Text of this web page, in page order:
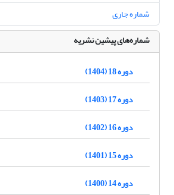
شماره جاری
شماره‌های پیشین نشریه
دوره 18 (1404)
دوره 17 (1403)
دوره 16 (1402)
دوره 15 (1401)
دوره 14 (1400)